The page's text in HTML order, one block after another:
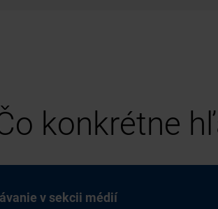
konkrétne
v sekcii médií